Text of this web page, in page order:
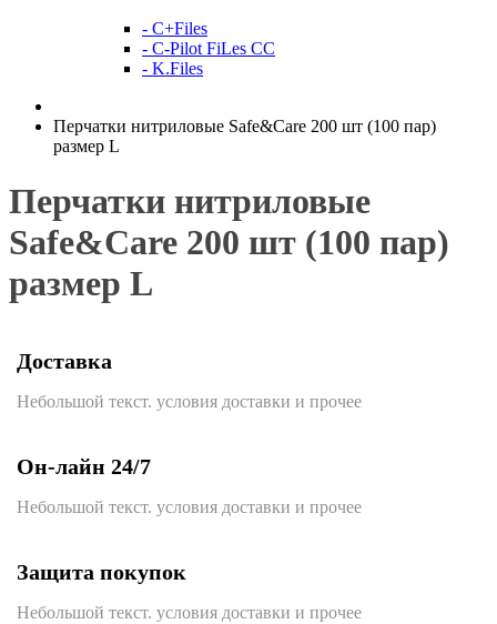
- C+Files
- C-Pilot FiLes CC
- K.Files
Перчатки нитриловые Safe&Care 200 шт (100 пар)
размер L
Перчатки нитриловые
Safe&Care 200 шт (100 пар)
размер L
Доставка
Небольшой текст. условия доставки и прочее
Он-лайн 24/7
Небольшой текст. условия доставки и прочее
Защита покупок
Небольшой текст. условия доставки и прочее